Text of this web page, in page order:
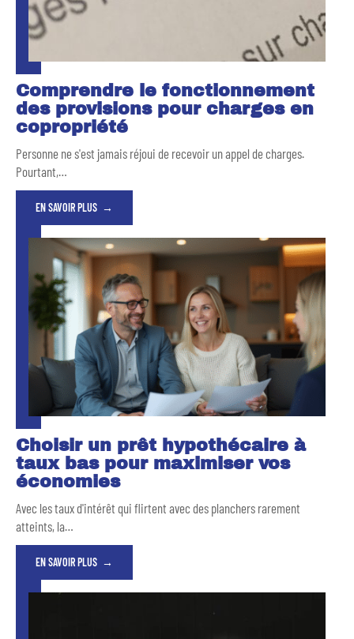
Comprendre le fonctionnement
des provisions pour charges en
copropriété
Personne ne s'est jamais réjoui de recevoir un appel de charges.
Pourtant,…
EN SAVOIR PLUS
Choisir un prêt hypothécaire à
taux bas pour maximiser vos
économies
Avec les taux d'intérêt qui flirtent avec des planchers rarement
atteints, la…
EN SAVOIR PLUS